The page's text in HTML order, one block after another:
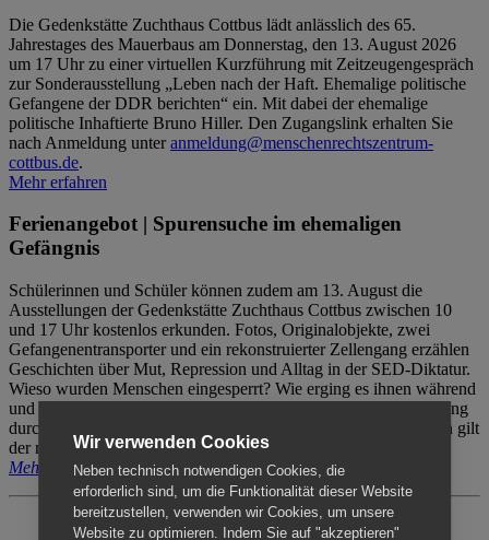
Die Gedenkstätte Zuchthaus Cottbus lädt anlässlich des 65.
Jahrestages des Mauerbaus am Donnerstag, den 13. August 2026
um 17 Uhr zu einer virtuellen Kurzführung mit Zeitzeugengespräch
zur Sonderausstellung „Leben nach der Haft. Ehemalige politische
Gefangene der DDR berichten“ ein. Mit dabei der ehemalige
politische Inhaftierte Bruno Hiller. Den Zugangslink erhalten Sie
nach Anmeldung unteranmeldung@menschenrechtszentrum-
cottbus.de.
Mehr erfahren
Ferienangebot | Spurensuche im ehemaligen
Gefängnis
Schülerinnen und Schüler können zudem am 13. August die
Ausstellungen der Gedenkstätte Zuchthaus Cottbus zwischen 10
und 17 Uhr kostenlos erkunden. Fotos, Originalobjekte, zwei
Gefangenentransporter und ein rekonstruierter Zellengang erzählen
Geschichten über Mut, Repression und Alltag in der SED-Diktatur.
Wieso wurden Menschen eingesperrt? Wie erging es ihnen während
und nach der Haft? Der Besuch erfolgt individuell ohne Betreuung
durch das Menschenrechtszentrum Cottbus. Für Begleitpersonen gilt
der reguläre Eintritt (8€ / ermäßigt 5€).
Mehr erfahren
Wir verwenden Cookies
Neben technisch notwendigen Cookies, die
erforderlich sind, um die Funktionalität dieser Website
bereitzustellen, verwenden wir Cookies, um unsere
Website zu optimieren. Indem Sie auf "akzeptieren"